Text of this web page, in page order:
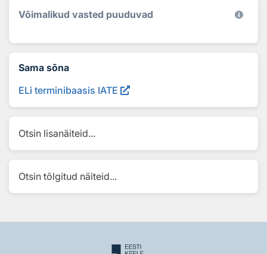
Võimalikud vasted puuduvad
Sama sõna
ELi terminibaasis IATE
Otsin lisanäiteid...
Otsin tõlgitud näiteid...